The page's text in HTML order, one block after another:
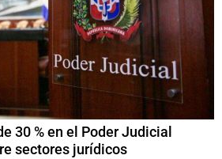
30 % en el Poder Judicial
sectores jurídicos